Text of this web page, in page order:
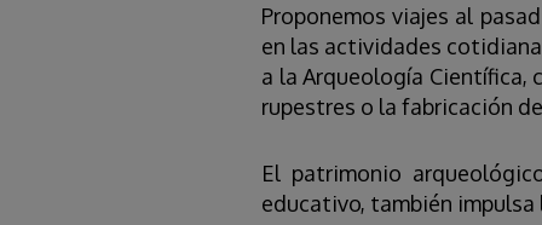
Proponemos viajes al
en las actividades
a la Arqueología Científica,
rupestres o la fabricación
El patrimonio
educativo, también